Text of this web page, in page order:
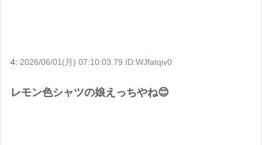
4:2026/06/01(月) 07:10:03.79 ID:WJfatqiv0
レモン色シャツの娘えっちやね😊